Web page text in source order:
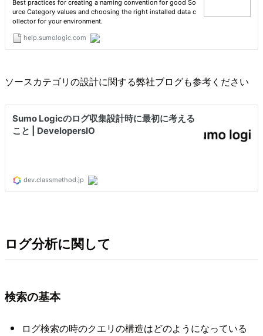
ソースカテゴリの設計に関する弊社ブログも参考ください
ログ分析に関して
検索の基本
ログ検索の時のクエリの構造はどのようになっている